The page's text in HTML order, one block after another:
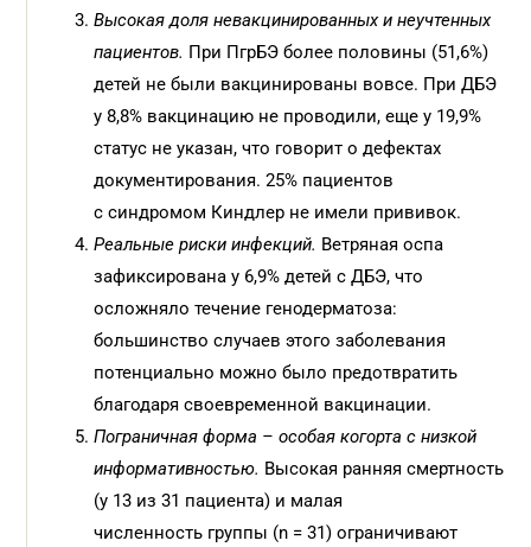
Высокая доля невакцинированных и неучтенных
пациентов. При ПгрБЭ более половины (51,6%)
детей не были вакцинированы вовсе. При ДБЭ
у 8,8% вакцинацию не проводили, еще у 19,9%
статус не указан, что говорит о дефектах
документирования. 25% пациентов
с синдромом Киндлер не имели прививок.
Реальные риски инфекций. Ветряная оспа
зафиксирована у 6,9% детей с ДБЭ, что
осложняло течение генодерматоза:
большинство случаев этого заболевания
потенциально можно было предотвратить
благодаря своевременной вакцинации.
Пограничная форма – особая когорта с низкой
информативностью. Высокая ранняя смертность
(у 13 из 31 пациента) и малая
численность группы (n = 31) ограничивают